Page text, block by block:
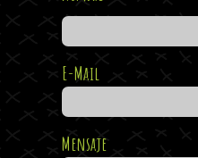
E-Mail
Mensaje